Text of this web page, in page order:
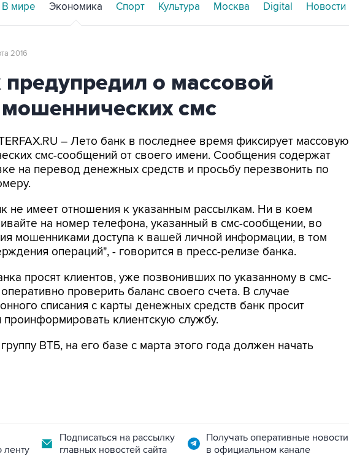
В мире Экономика Спорт Культура Москва Digital Новости
2016
о массовой
смс
– Лето банк в последнее время фиксирует массовую
смс-сообщений от своего имени. Сообщения содержат
на перевод денежных средств и просьбу перезвонить по
не имеет отношения к указанным рассылкам. Ни в коем
на номер телефона, указанный в смс-сообщении, во
мошенниками доступа к вашей личной информации, в том
операций", - говорится в пресс-релизе банка.
просят клиентов, уже позвонивших по указанному в смс-
проверить баланс своего счета. В случае
списания с карты денежных средств банк просит
проинформировать клиентскую службу.
ВТБ, на его базе с марта этого года должен начать
Подписаться на рассылку
главных новостей сайта
Получать оперативные новости
в официальном канале